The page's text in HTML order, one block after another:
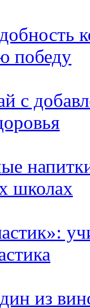
победу
с
школах
из